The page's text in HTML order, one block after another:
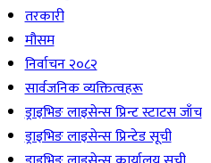
तरकारी
मौसम
निर्वाचन २०८२
सार्वजनिक व्यक्तित्वहरू
ड्राइभिङ लाइसेन्स प्रिन्ट स्टाटस जाँच
ड्राइभिङ लाइसेन्स प्रिन्टेड सूची